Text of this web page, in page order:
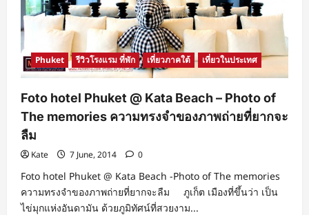
หาด
กะตะ
@Beach
Bar
Restaurant
By
Kata
Resort
&
Spa
Phuket
Phuket รีวิวโรงแรม ที่พัก เที่ยวภาคใต้ เที่ยวในประเทศ
Foto hotel Phuket @ Kata Beach – Photo of
The memories ความทรงจำของภาพถ่ายที่ยากจะ
ลืม
Kate 7 June, 2014 0
Foto hotel Phuket @ Kata Beach -Photo of The memories
ความทรงจำของภาพถ่ายที่ยากจะลืม ภูเก็ต เมืองที่ขึ้นว่า เป็น
ไข่มุกแห่งอันดามัน ด้วยภูมิทัศน์ที่สวยงาม...